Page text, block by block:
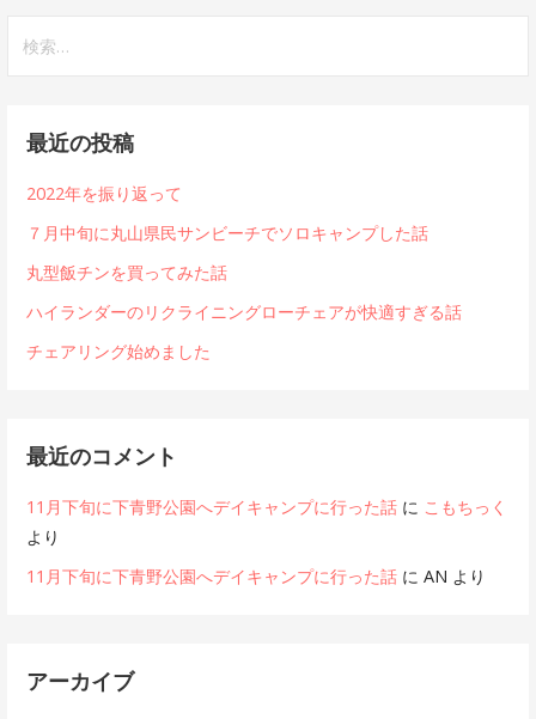
索:
最近の投稿
2022年を振り返って
７月中旬に丸山県民サンビーチでソロキャンプした話
丸型飯チンを買ってみた話
ハイランダーのリクライニングローチェアが快適すぎる話
チェアリング始めました
最近のコメント
11月下旬に下青野公園へデイキャンプに行った話 に こもちっく
より
11月下旬に下青野公園へデイキャンプに行った話 にAN より
アーカイブ